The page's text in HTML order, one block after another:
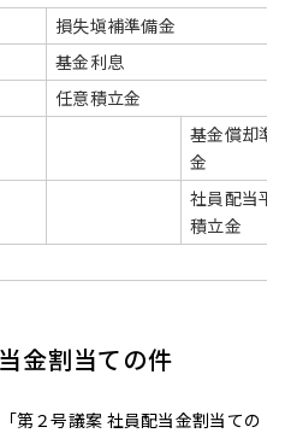
損失塡補準備金
基金利息
任意積立金
基金償却準
金
社員配当平
積立金
金割当ての件
第２号議案 社員配当金割当ての